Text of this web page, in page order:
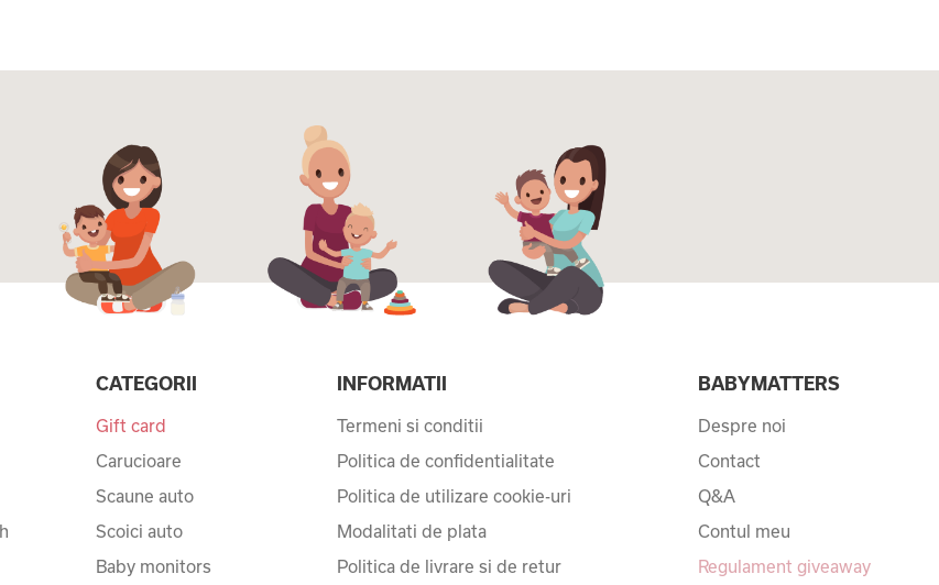
CATEGORII
Gift card
Carucioare
Scaune auto
Scoici auto
Baby monitors
INFORMATII
Termeni si conditii
Politica de confidentialitate
Politica de utilizare cookie-uri
Modalitati de plata
Politica de livrare si de retur
BABYMATTERS
Despre noi
Contact
Q&A
Contul meu
Regulament giveaway